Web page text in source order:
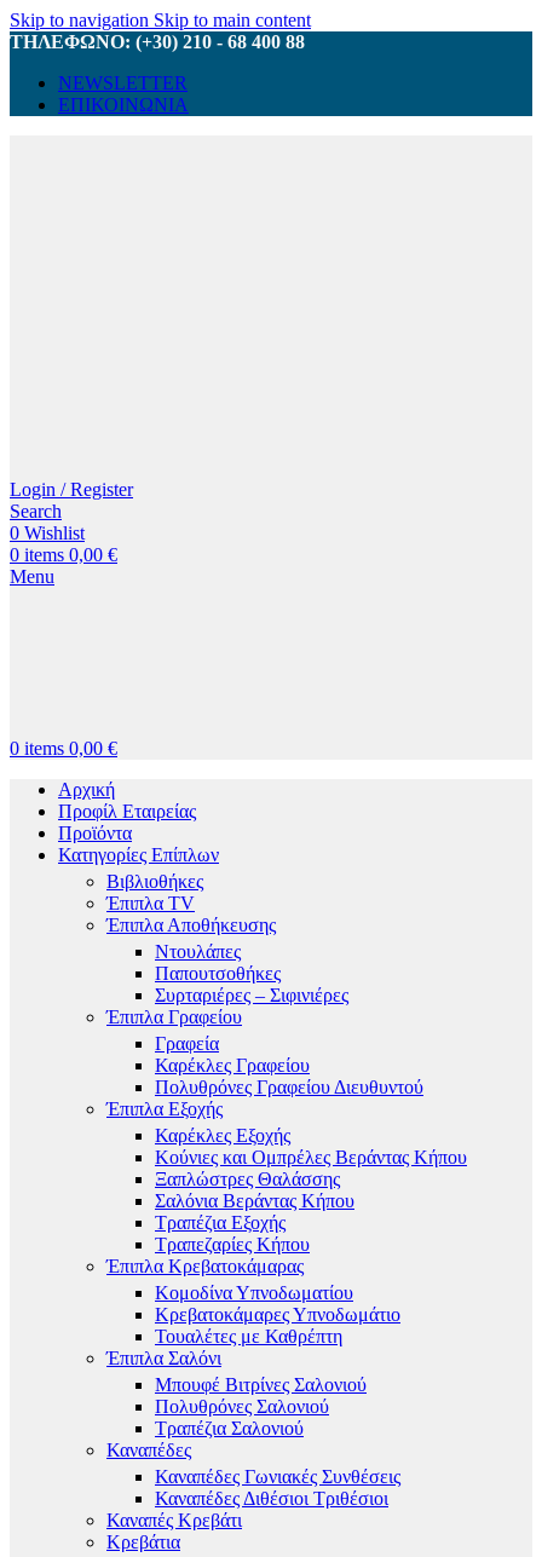
Skip to navigation Skip to main content
ΤΗΛΕΦΩΝΟ: (+30) 210 - 68 400 88
NEWSLETTER
ΕΠΙΚΟΙΝΩΝΙΑ
Login / Register
Search
0 Wishlist
0 items 0,00 €
Menu
0 items 0,00 €
Αρχική
Προφίλ Εταιρείας
Προϊόντα
Κατηγορίες Επίπλων
Βιβλιοθήκες
Έπιπλα TV
Έπιπλα Αποθήκευσης
Ντουλάπες
Παπουτσοθήκες
Συρταριέρες – Σιφινιέρες
Έπιπλα Γραφείου
Γραφεία
Καρέκλες Γραφείου
Πολυθρόνες Γραφείου Διευθυντού
Έπιπλα Εξοχής
Καρέκλες Εξοχής
Κούνιες και Ομπρέλες Βεράντας Κήπου
Ξαπλώστρες Θαλάσσης
Σαλόνια Βεράντας Κήπου
Τραπέζια Εξοχής
Τραπεζαρίες Κήπου
Έπιπλα Κρεβατοκάμαρας
Κομοδίνα Υπνοδωματίου
Κρεβατοκάμαρες Υπνοδωμάτιο
Τουαλέτες με Καθρέπτη
Έπιπλα Σαλόνι
Μπουφέ Βιτρίνες Σαλονιού
Πολυθρόνες Σαλονιού
Τραπέζια Σαλονιού
Καναπέδες
Καναπέδες Γωνιακές Συνθέσεις
Καναπέδες Διθέσιοι Τριθέσιοι
Καναπές Κρεβάτι
Κρεβάτια